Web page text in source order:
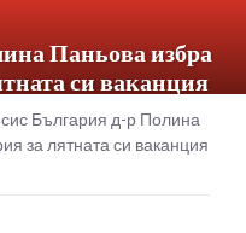
Паньова избра
си ваканция
България д-р Полина
за лятната си ваканция